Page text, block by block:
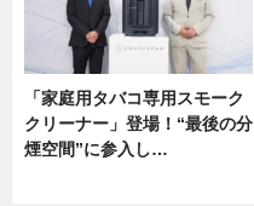
「家庭用タバコ専用スモーク
クリーナー」登場！“最後の分
煙空間”に参入し…